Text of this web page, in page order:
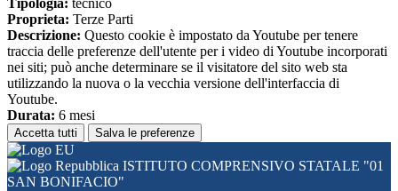
Tipologia: tecnico
Proprieta: Terze Parti
Descrizione: Questo cookie è impostato da Youtube per tenere
traccia delle preferenze dell'utente per i video di Youtube incorporati
nei siti; può anche determinare se il visitatore del sito web sta
utilizzando la nuova o la vecchia versione dell'interfaccia di
Youtube.
Durata: 6 mesi
Accetta tutti Salva le preferenze
ISTITUTO COMPRENSIVO STATALE "01
SAN BONIFACIO"